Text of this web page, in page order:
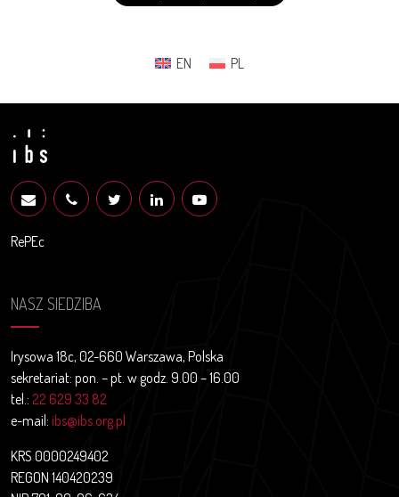
EN PL
RePEc
NASZ SIEDZIBA
Irysowa 18c, 02-660 Warszawa, Polska
sekretariat: pon. – pt. w godz. 9.00 – 16.00
tel.: 22 629 33 82
e-mail: ibs@ibs.org.pl
KRS 0000249402
REGON 140420239